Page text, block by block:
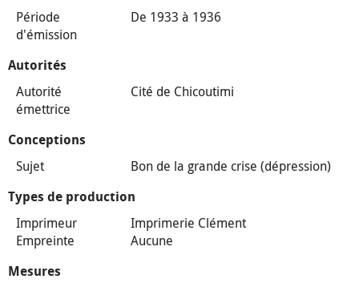
Période
d'émission
De 1933 à 1936
Autorités
Autorité
émettrice
Cité de Chicoutimi
Conceptions
Sujet Bon de la grande crise (dépression)
Types de production
Imprimeur
Imprimerie Clément
Empreinte
Aucune
Mesures